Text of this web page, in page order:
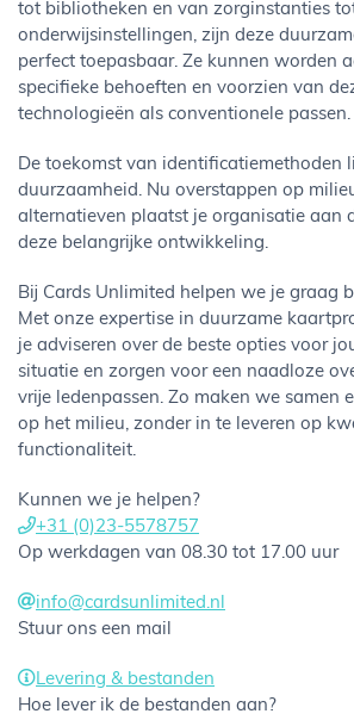
tot bibliotheken en van zorginstanties
onderwijsinstellingen, zijn deze
perfect toepasbaar. Ze kunnen worden
specifieke behoeften en voorzien van
technologieën als conventionele passen.
De toekomst van identificatiemethoden
duurzaamheid. Nu overstappen op
alternatieven plaatst je organisatie aan
deze belangrijke ontwikkeling.
Bij Cards Unlimited helpen we je graag
Met onze expertise in duurzame
je adviseren over de beste opties voor
situatie en zorgen voor een naadloze
vrije ledenpassen. Zo maken we samen
op het milieu, zonder in te leveren op
functionaliteit.
Kunnen we je helpen?
+31 (0)23-5578757
Op werkdagen van 08.30 tot 17.00 uur
info@cardsunlimited.nl
Stuur ons een mail
Levering & bestanden
Hoe lever ik de bestanden aan?